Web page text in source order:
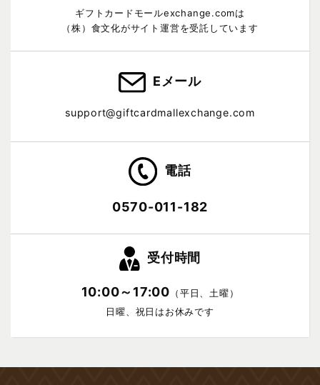
ギフトカードモールexchange.comは
（株）食文化がサイト運営を受託しています
Eメール
support@giftcardmallexchange.com
電話
0570-011-182
受付時間
10:00～17:00 （平日、土曜）
日曜、祝日はお休みです